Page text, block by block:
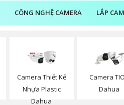
CÔNG NGHỆ CAMERA LẮP
Camera Thiết Kế
Nhựa Plastic
Dahua
Camera
Dahua